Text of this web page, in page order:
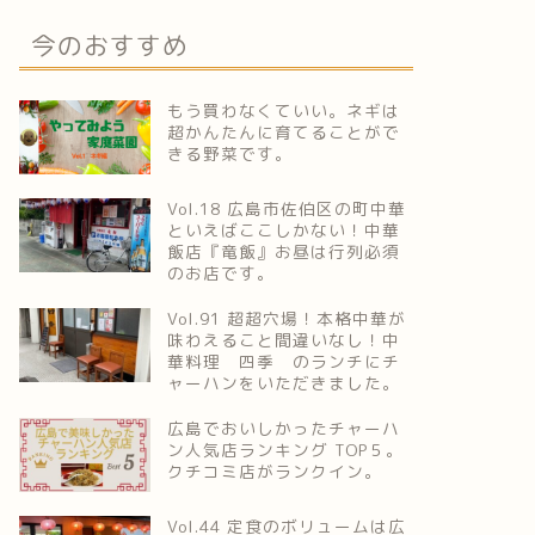
今のおすすめ
もう買わなくていい。ネギは
超かんたんに育てることがで
きる野菜です。
Vol.18 広島市佐伯区の町中華
といえばここしかない！中華
飯店『竜飯』お昼は行列必須
のお店です。
Vol.91 超超穴場！本格中華が
味わえること間違いなし！中
華料理 四季 のランチにチ
ャーハンをいただきました。
広島でおいしかったチャーハ
ン人気店ランキング TOP５。
クチコミ店がランクイン。
Vol.44 定食のボリュームは広